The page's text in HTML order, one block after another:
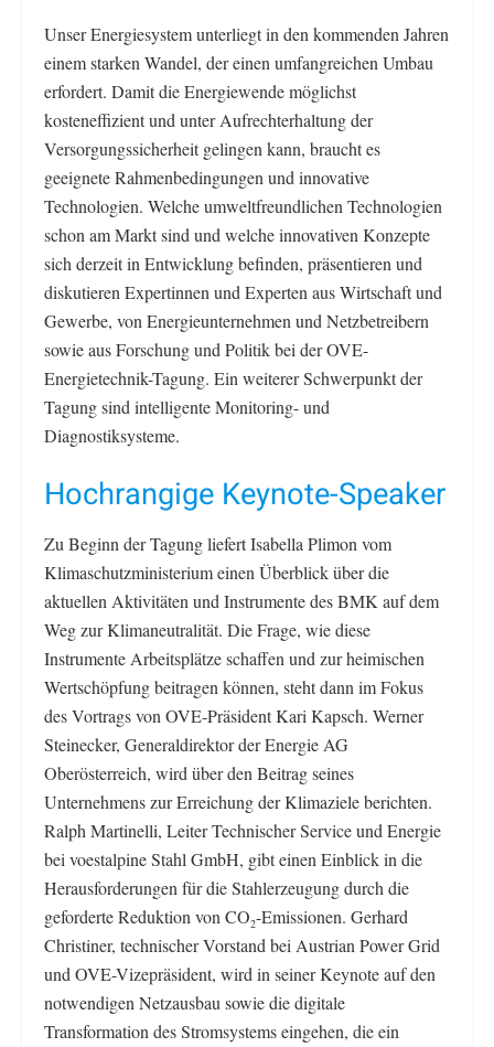
Unser Energiesystem unterliegt in den kommenden Jahren
einem starken Wandel, der einen umfangreichen Umbau
erfordert. Damit die Energiewende möglichst
kosteneffizient und unter Aufrechterhaltung der
Versorgungssicherheit gelingen kann, braucht es
geeignete Rahmenbedingungen und innovative
Technologien. Welche umweltfreundlichen Technologien
schon am Markt sind und welche innovativen Konzepte
sich derzeit in Entwicklung befinden, präsentieren und
diskutieren Expertinnen und Experten aus Wirtschaft und
Gewerbe, von Energieunternehmen und Netzbetreibern
sowie aus Forschung und Politik bei der OVE-
Energietechnik-Tagung. Ein weiterer Schwerpunkt der
Tagung sind intelligente Monitoring- und
Diagnostiksysteme.
Hochrangige Keynote-Speaker
Zu Beginn der Tagung liefert Isabella Plimon vom
Klimaschutzministerium einen Überblick über die
aktuellen Aktivitäten und Instrumente des BMK auf dem
Weg zur Klimaneutralität. Die Frage, wie diese
Instrumente Arbeitsplätze schaffen und zur heimischen
Wertschöpfung beitragen können, steht dann im Fokus
des Vortrags von OVE-Präsident Kari Kapsch. Werner
Steinecker, Generaldirektor der Energie AG
Oberösterreich, wird über den Beitrag seines
Unternehmens zur Erreichung der Klimaziele berichten.
Ralph Martinelli, Leiter Technischer Service und Energie
bei voestalpine Stahl GmbH, gibt einen Einblick in die
Herausforderungen für die Stahlerzeugung durch die
geforderte Reduktion von CO2-Emissionen. Gerhard
Christiner, technischer Vorstand bei Austrian Power Grid
und OVE-Vizepräsident, wird in seiner Keynote auf den
notwendigen Netzausbau sowie die digitale
Transformation des Stromsystems eingehen, die ein